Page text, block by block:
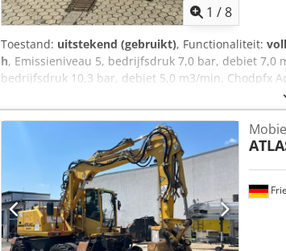
1 /8
Toestand: uitstekend (gebruikt), Functionaliteit:
h, Emissieniveau 5, bedrijfsdruk 7,0 bar, debiet
bedrijfsdruk 10,3 bar, debiet 5,0 m3/min. Chodpfx